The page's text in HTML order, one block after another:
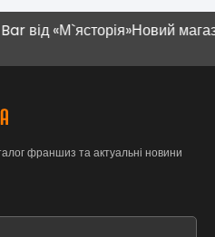
від «М`ясторія»Новий
франшиз та актуальні новини